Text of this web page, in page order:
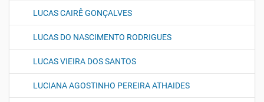
LUCAS CAIRÊ GONÇALVES
LUCAS DO NASCIMENTO RODRIGUES
LUCAS VIEIRA DOS SANTOS
LUCIANA AGOSTINHO PEREIRA ATHAIDES